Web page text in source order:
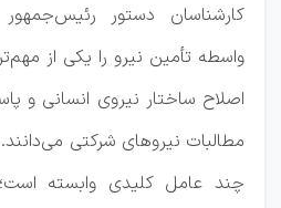
کارشناسان دستور
واسطه تأمین نیرو را یکی از
اصلاح ساختار نیروی انسانی و
مطالبات نیرو‌های شرکتی
چند عامل کلیدی وابسته